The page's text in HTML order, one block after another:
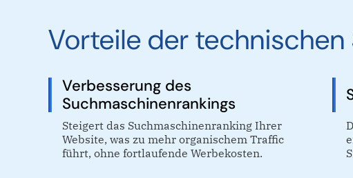
Vorteile der
Verbesserung des
Suchmaschinenrankings
Steigert das Suchmaschinenranking Ihrer
Website, was zu mehr organischem Traffic
führt, ohne fortlaufende Werbekosten.